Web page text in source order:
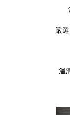
嚴
溫